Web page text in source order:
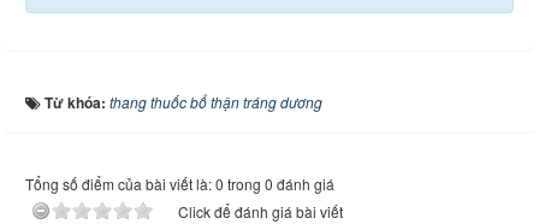
Từ khóa: thang thuốc bổ thận tráng dương
Tổng số điểm của bài viết là: 0 trong 0 đánh giá
Click để đánh giá bài viết